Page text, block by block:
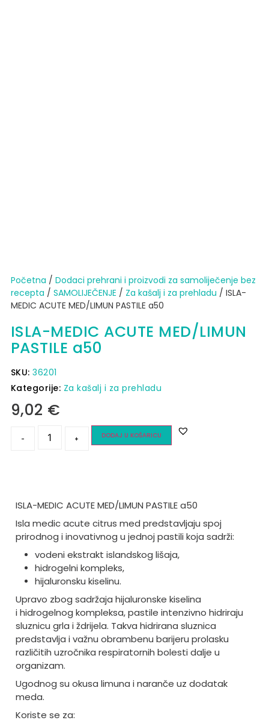
Početna / Dodaci prehrani i proizvodi za samoliječenje bez
recepta / SAMOLIJEČENJE / Za kašalj i za prehladu / ISLA-
MEDIC ACUTE MED/LIMUN PASTILE a50
ISLA-MEDIC ACUTE MED/LIMUN
PASTILE a50
SKU:36201
Kategorije: Za kašalj i za prehladu
9,02 €
- + DODAJ U KOŠARICU
ISLA-MEDIC ACUTE MED/LIMUN PASTILE a50
Isla medic acute citrus med predstavljaju spoj
prirodnog i inovativnog u jednoj pastili koja sadrži:
vodeni ekstrakt islandskog lišaja,
hidrogelni kompleks,
hijaluronsku kiselinu.
Upravo zbog sadržaja hijaluronske kiselina
i hidrogelnog kompleksa, pastile intenzivno hidriraju
sluznicu grla i ždrijela. Takva hidrirana sluznica
predstavlja i važnu obrambenu barijeru prolasku
različitih uzročnika respiratornih bolesti dalje u
organizam.
Ugodnog su okusa limuna i naranče uz dodatak
meda.
Koriste se za: